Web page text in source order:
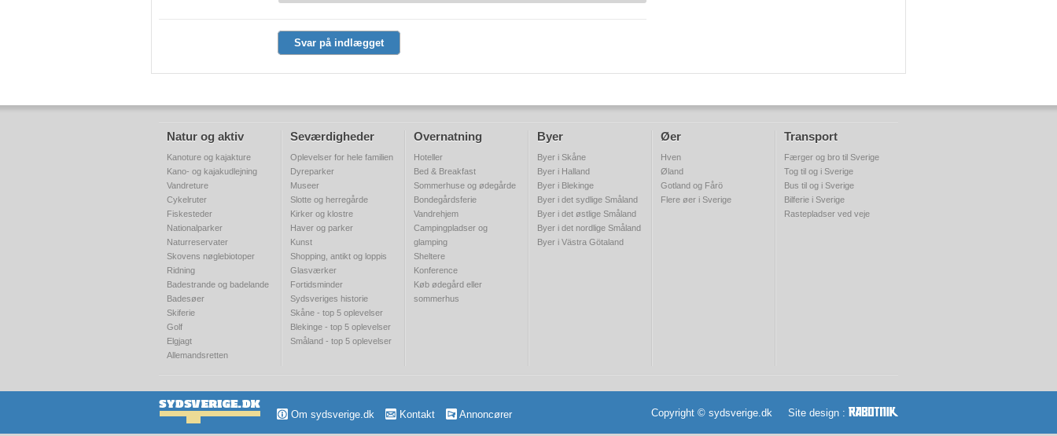
Svar på indlægget
Natur og aktiv
Kanoture og kajakture
Kano- og kajakudlejning
Vandreture
Cykelruter
Fiskesteder
Nationalparker
Naturreservater
Skovens nøglebiotoper
Ridning
Badestrande og badelande
Badesøer
Skiferie
Golf
Elgjagt
Allemandsretten
Seværdigheder
Oplevelser for hele familien
Dyreparker
Museer
Slotte og herregårde
Kirker og klostre
Haver og parker
Kunst
Shopping, antikt og loppis
Glasværker
Fortidsminder
Sydsveriges historie
Skåne - top 5 oplevelser
Blekinge - top 5 oplevelser
Småland - top 5 oplevelser
Overnatning
Hoteller
Bed & Breakfast
Sommerhuse og ødegårde
Bondegårdsferie
Vandrehjem
Campingpladser og
glamping
Sheltere
Konference
Køb ødegård eller
sommerhus
Byer
Byer i Skåne
Byer i Halland
Byer i Blekinge
Byer i det sydlige Småland
Byer i det østlige Småland
Byer i det nordlige Småland
Byer i Västra Götaland
Øer
Hven
Øland
Gotland og Fårö
Flere øer i Sverige
Transport
Færger og bro til Sverige
Tog til og i Sverige
Bus til og i Sverige
Bilferie i Sverige
Rastepladser ved veje
Copyright © sydsverige.dk Site design :
Om sydsverige.dk Kontakt Annoncører